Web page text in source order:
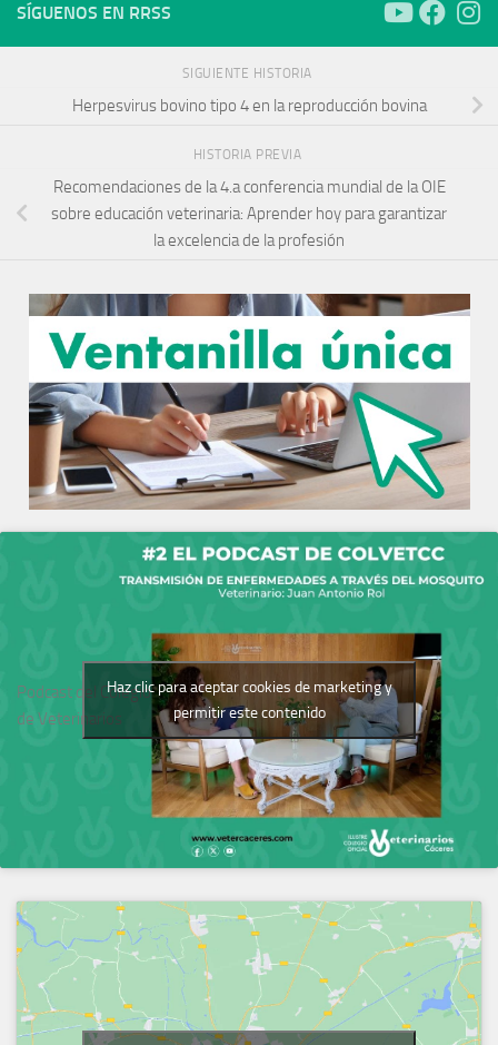
SÍGUENOS EN RRSS
SIGUIENTE HISTORIA
Herpesvirus bovino tipo 4 en la reproducción bovina
HISTORIA PREVIA
Recomendaciones de la 4.a conferencia mundial de la OIE
sobre educación veterinaria: Aprender hoy para garantizar
la excelencia de la profesión
Podcast del Colegio
de Veterinarios
Haz clic para aceptar cookies de marketing y
permitir este contenido